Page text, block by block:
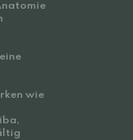
wie